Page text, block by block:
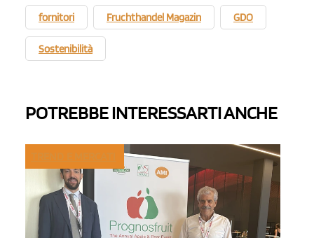
fornitori Fruchthandel Magazin GDO
Sostenibilità
POTREBBE INTERESSARTI ANCHE